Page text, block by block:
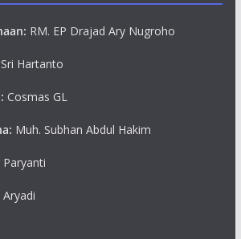
RM. EP Drajad Ary Nugroho
Sri Hartanto
Cosmas GL
Muh. Subhan Abdul Hakim
Paryanti
Aryadi